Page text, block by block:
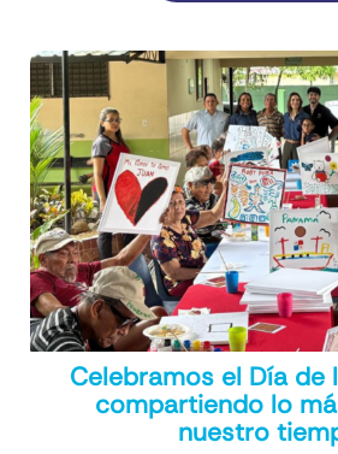
Celebramos el Día de
compartiendo lo
nuestro